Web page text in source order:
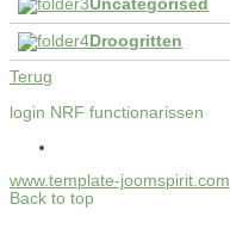
Uncategorised
Droogritten
Terug
login NRF functionarissen
www.template-joomspirit.com
Back to top